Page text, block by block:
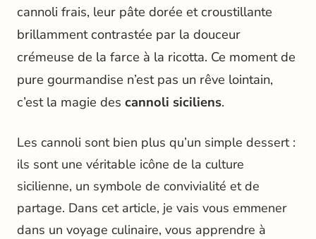
cannoli frais, leur pâte dorée et croustillante
brillamment contrastée par la douceur
crémeuse de la farce à la ricotta. Ce moment de
pure gourmandise n’est pas un rêve lointain,
c’est la magie des cannoli siciliens.
Les cannoli sont bien plus qu’un simple dessert :
ils sont une véritable icône de la culture
sicilienne, un symbole de convivialité et de
partage. Dans cet article, je vais vous emmener
dans un voyage culinaire, vous apprendre à